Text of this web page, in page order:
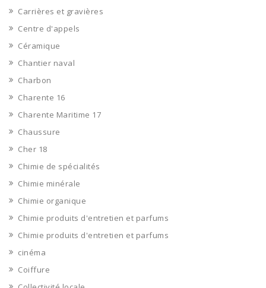
Carrières et gravières
Centre d'appels
Céramique
Chantier naval
Charbon
Charente 16
Charente Maritime 17
Chaussure
Cher 18
Chimie de spécialités
Chimie minérale
Chimie organique
Chimie produits d'entretien et parfums
Chimie produits d'entretien et parfums
cinéma
Coiffure